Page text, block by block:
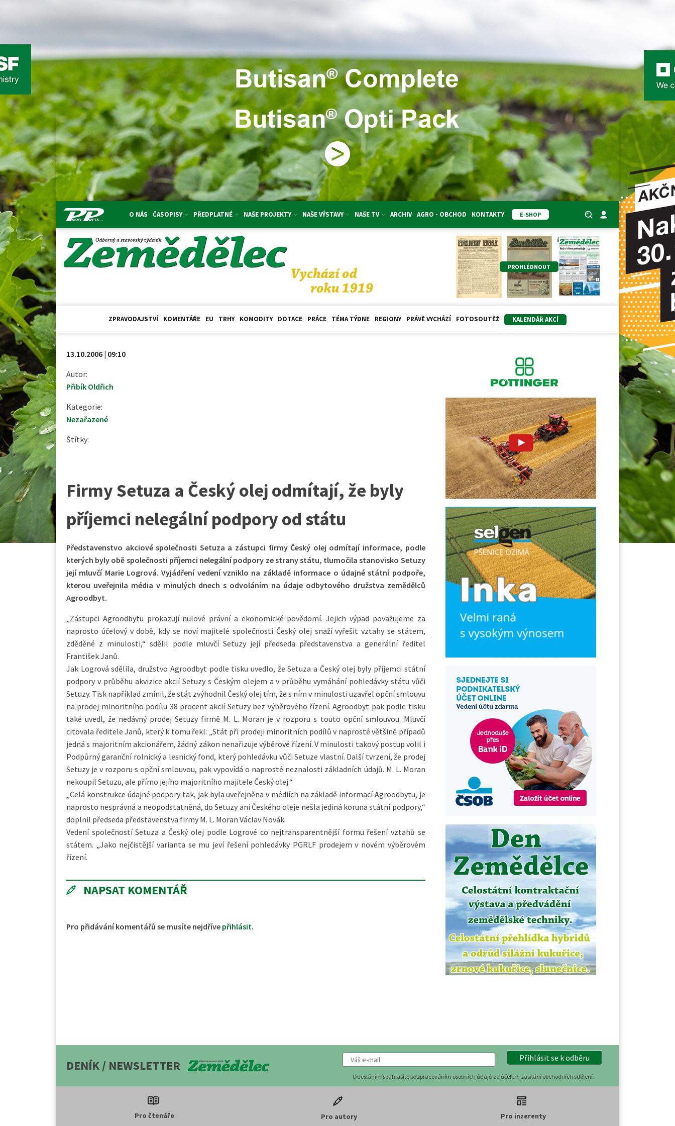
O NÁS ČASOPISY PŘEDPLATNÉ NAŠE PROJEKTY NAŠE VÝSTAVY NAŠE TV ARCHIV AGRO - OBCHOD KONTAKTY E-SHOP
PROHLÉDNOUT
ZPRAVODAJSTVÍ KOMENTÁŘE EU TRHY KOMODITY DOTACE PRÁCE TÉMA TÝDNE REGIONY PRÁVĚ VYCHÁZÍ FOTOSOUTĚŽ KALENDÁŘ AKCÍ
13.10.2006 | 09:10
Autor:
Přibík Oldřich
Kategorie:
Nezařazené
Štítky:
Firmy Setuza a Český olej odmítají, že byly
příjemci nelegální podpory od státu
Představenstvo akciové společnosti Setuza a zástupci firmy Český olej odmítají informace, podle
kterých byly obě společnosti příjemci nelegální podpory ze strany státu, tlumočila stanovisko Setuzy
její mluvčí Marie Logrová. Vyjádření vedení vzniklo na základě informace o údajné státní podpoře,
kterou uveřejnila média v minulých dnech s odvoláním na údaje odbytového družstva zemědělců
Agroodbyt.
„Zástupci Agroodbytu prokazují nulové právní a ekonomické povědomí. Jejich výpad považujeme za
naprosto účelový v době, kdy se noví majitelé společnosti Český olej snaží vyřešit vztahy se státem,
zděděné z minulosti,“ sdělil podle mluvčí Setuzy její předseda představenstva a generální ředitel
František Janů.
Jak Logrová sdělila, družstvo Agroodbyt podle tisku uvedlo, že Setuza a Český olej byly příjemci státní
podpory v průběhu akvizice akcií Setuzy s Českým olejem a v průběhu vymáhání pohledávky státu vůči
Setuzy. Tisk například zmínil, že stát zvýhodnil Český olej tím, že s ním v minulosti uzavřel opční smlouvu
na prodej minoritního podílu 38 procent akcií Setuzy bez výběrového řízení. Agroodbyt pak podle tisku
také uvedl, že nedávný prodej Setuzy firmě M. L. Moran je v rozporu s touto opční smlouvou. Mluvčí
citovala ředitele Janů, který k tomu řekl: „Stát při prodeji minoritních podílů v naprosté většině případů
jedná s majoritním akcionářem, žádný zákon nenařizuje výběrové řízení. V minulosti takový postup volil i
Podpůrný garanční rolnický a lesnický fond, který pohledávku vůči Setuze vlastní. Další tvrzení, že prodej
Setuzy je v rozporu s opční smlouvou, pak vypovídá o naprosté neznalosti základních údajů. M. L. Moran
nekoupil Setuzu, ale přímo jejího majoritního majitele Český olej.“
„Celá konstrukce údajné podpory tak, jak byla uveřejněna v médiích na základě informací Agroodbytu, je
naprosto nesprávná a neopodstatněná, do Setuzy ani Českého oleje nešla jediná koruna státní podpory,“
doplnil předseda představenstva firmy M. L. Moran Václav Novák.
Vedení společností Setuza a Český olej podle Logrové co nejtransparentnější formu řešení vztahů se
státem. „Jako nejčistější varianta se mu jeví řešení pohledávky PGRLF prodejem v novém výběrovém
řízení.
NAPSAT KOMENTÁŘ
Pro přidávání komentářů se musíte nejdříve přihlásit.
DENÍK / NEWSLETTER Přihlásit se k odběru
Odesláním souhlasíte se zpracováním osobních údajů za účelem zasílání obchodních sdělení.
Pro čtenáře
Pro autory
Pro inzerenty